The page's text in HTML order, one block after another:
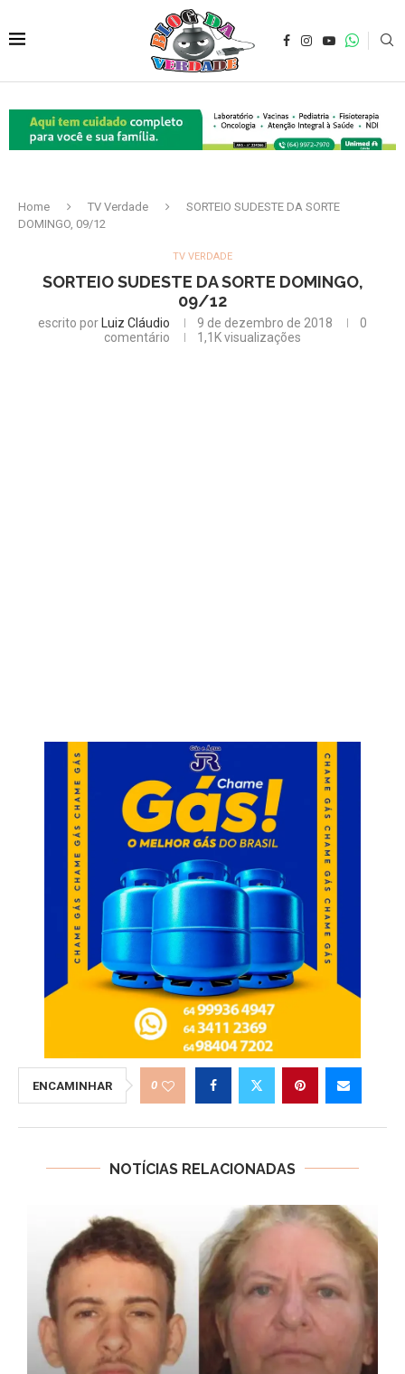
Home TV Verdade
SORTEIO SUDESTE DA SORTE
DOMINGO, 09/12
TV VERDADE
SORTEIO SUDESTE DA SORTE DOMINGO,
09/12
escrito por Luiz Cláudio 9 de dezembro de 2018
0
comentário
1,1Kvisualizações
ENCAMINHAR 0
NOTÍCIAS RELACIONADAS